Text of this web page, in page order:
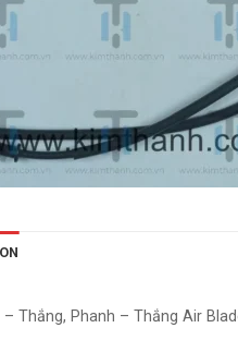
– Thắng, Phanh – Thắng Air